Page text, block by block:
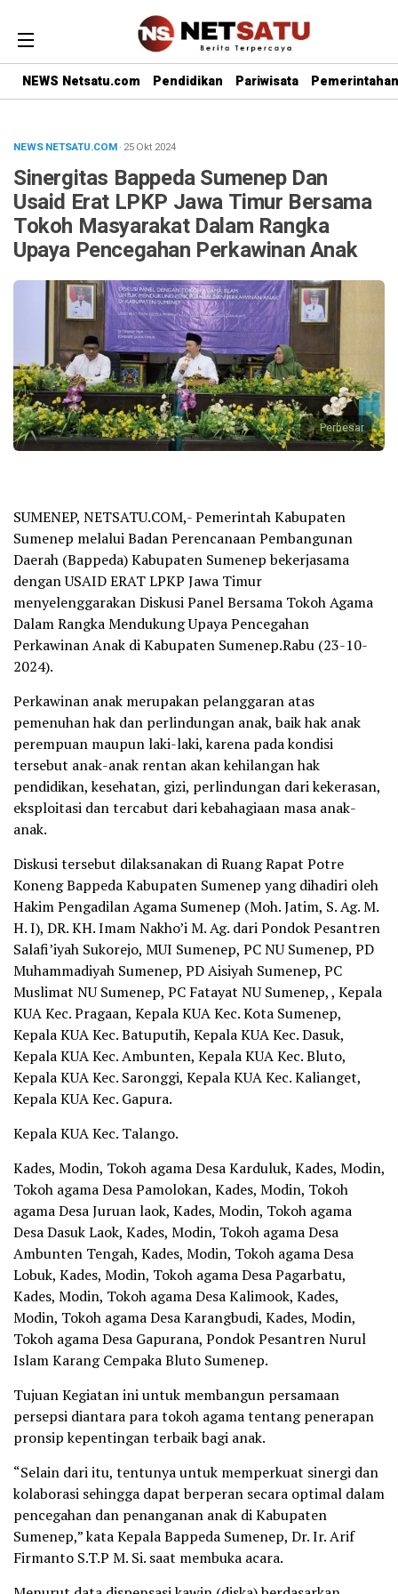
NEWS Netsatu.com Pendidikan Pariwisata Pemerintahan
NEWS NETSATU.COM· 25 Okt 2024
Sinergitas Bappeda Sumenep Dan
Usaid Erat LPKP Jawa Timur Bersama
Tokoh Masyarakat Dalam Rangka
Upaya Pencegahan Perkawinan Anak
Perbesar
SUMENEP, NETSATU.COM,- Pemerintah Kabupaten
Sumenep melalui Badan Perencanaan Pembangunan
Daerah (Bappeda) Kabupaten Sumenep bekerjasama
dengan USAID ERAT LPKP Jawa Timur
menyelenggarakan Diskusi Panel Bersama Tokoh Agama
Dalam Rangka Mendukung Upaya Pencegahan
Perkawinan Anak di Kabupaten Sumenep.Rabu (23-10-
2024).
Perkawinan anak merupakan pelanggaran atas
pemenuhan hak dan perlindungan anak, baik hak anak
perempuan maupun laki-laki, karena pada kondisi
tersebut anak-anak rentan akan kehilangan hak
pendidikan, kesehatan, gizi, perlindungan dari kekerasan,
eksploitasi dan tercabut dari kebahagiaan masa anak-
anak.
Diskusi tersebut dilaksanakan di Ruang Rapat Potre
Koneng Bappeda Kabupaten Sumenep yang dihadiri oleh
Hakim Pengadilan Agama Sumenep (Moh. Jatim, S. Ag. M.
H. I), DR. KH. Imam Nakho’i M. Ag. dari Pondok Pesantren
Salafi’iyah Sukorejo, MUI Sumenep, PC NU Sumenep, PD
Muhammadiyah Sumenep, PD Aisiyah Sumenep, PC
Muslimat NU Sumenep, PC Fatayat NU Sumenep, , Kepala
KUA Kec. Pragaan, Kepala KUA Kec. Kota Sumenep,
Kepala KUA Kec. Batuputih, Kepala KUA Kec. Dasuk,
Kepala KUA Kec. Ambunten, Kepala KUA Kec. Bluto,
Kepala KUA Kec. Saronggi, Kepala KUA Kec. Kalianget,
Kepala KUA Kec. Gapura.
Kepala KUA Kec. Talango.
Kades, Modin, Tokoh agama Desa Karduluk, Kades, Modin,
Tokoh agama Desa Pamolokan, Kades, Modin, Tokoh
agama Desa Juruan laok, Kades, Modin, Tokoh agama
Desa Dasuk Laok, Kades, Modin, Tokoh agama Desa
Ambunten Tengah, Kades, Modin, Tokoh agama Desa
Lobuk, Kades, Modin, Tokoh agama Desa Pagarbatu,
Kades, Modin, Tokoh agama Desa Kalimook, Kades,
Modin, Tokoh agama Desa Karangbudi, Kades, Modin,
Tokoh agama Desa Gapurana, Pondok Pesantren Nurul
Islam Karang Cempaka Bluto Sumenep.
Tujuan Kegiatan ini untuk membangun persamaan
persepsi diantara para tokoh agama tentang penerapan
pronsip kepentingan terbaik bagi anak.
“Selain dari itu, tentunya untuk memperkuat sinergi dan
kolaborasi sehingga dapat berperan secara optimal dalam
pencegahan dan penanganan anak di Kabupaten
Sumenep,” kata Kepala Bappeda Sumenep, Dr. Ir. Arif
Firmanto S.T.P M. Si. saat membuka acara.